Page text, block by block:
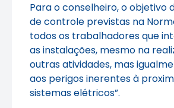
Para o conselheiro, o objetivo
de controle previstas na
todos os trabalhadores que
as instalações, mesmo na
outras atividades, mas
aos perigos inerentes à
sistemas elétricos”.